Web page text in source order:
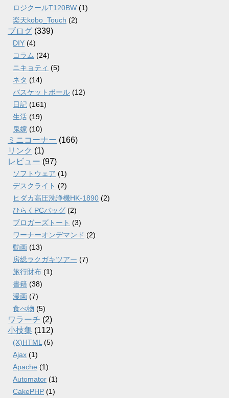
ロジクールT120BW (1)
楽天kobo_Touch (2)
ブログ (339)
DIY (4)
コラム (24)
ニキョティ (5)
ネタ (14)
バスケットボール (12)
日記 (161)
生活 (19)
鬼嫁 (10)
ミニコーナー (166)
リンク (1)
レビュー (97)
ソフトウェア (1)
デスクライト (2)
ヒダカ高圧洗浄機HK-1890 (2)
ひらくPCバッグ (2)
ブロガーズトート (3)
ワーナーオンデマンド (2)
動画 (13)
房総ラクガキツアー (7)
旅行財布 (1)
書籍 (38)
漫画 (7)
食べ物 (5)
ワラーチ (2)
小技集 (112)
(X)HTML (5)
Ajax (1)
Apache (1)
Automator (1)
CakePHP (1)